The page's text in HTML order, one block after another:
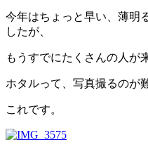
今年はちょっと早い、薄明
したが、
もうすでにたくさんの人が
ホタルって、写真撮るのが
これです。